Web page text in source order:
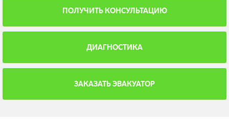
ПОЛУЧИТЬ КОНСУЛЬТАЦИЮ
ДИАГНОСТИКА
ЗАКАЗАТЬ ЭВАКУАТОР